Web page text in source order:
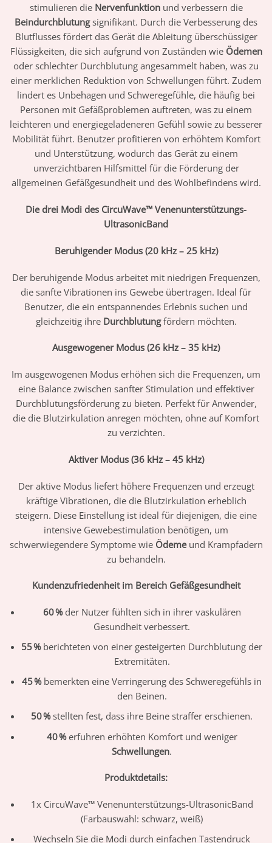
stimulieren die Nervenfunktionund verbessern die
Beindurchblutungsignifikant. Durch die Verbesserung des
Blutflusses fördert das Gerät die Ableitung überschüssiger
Flüssigkeiten, die sich aufgrund von Zuständen wie Ödemen
oder schlechter Durchblutung angesammelt haben, was zu
einer merklichen Reduktion von Schwellungen führt. Zudem
lindert es Unbehagen und Schweregefühle, die häufig bei
Personen mit Gefäßproblemen auftreten, was zu einem
leichteren und energiegeladeneren Gefühl sowie zu besserer
Mobilität führt. Benutzer profitieren von erhöhtem Komfort
und Unterstützung, wodurch das Gerät zu einem
unverzichtbaren Hilfsmittel für die Förderung der
allgemeinen Gefäßgesundheit und des Wohlbefindens wird.
Die drei Modi des CircuWave™ Venenunterstützungs-
UltrasonicBand
Beruhigender Modus (20 kHz – 25 kHz)
Der beruhigende Modus arbeitet mit niedrigen Frequenzen,
die sanfte Vibrationen ins Gewebe übertragen. Ideal für
Benutzer, die ein entspannendes Erlebnis suchen und
gleichzeitig ihre Durchblutungfördern möchten.
Ausgewogener Modus (26 kHz – 35 kHz)
Im ausgewogenen Modus erhöhen sich die Frequenzen, um
eine Balance zwischen sanfter Stimulation und effektiver
Durchblutungsförderung zu bieten. Perfekt für Anwender,
die die Blutzirkulation anregen möchten, ohne auf Komfort
zu verzichten.
Aktiver Modus (36 kHz – 45 kHz)
Der aktive Modus liefert höhere Frequenzen und erzeugt
kräftige Vibrationen, die die Blutzirkulation erheblich
steigern. Diese Einstellung ist ideal für diejenigen, die eine
intensive Gewebestimulation benötigen, um
schwerwiegendere Symptome wie Ödemeund Krampfadern
zu behandeln.
Kundenzufriedenheit im Bereich Gefäßgesundheit
60 %der Nutzer fühlten sich in ihrer vaskulären
Gesundheit verbessert.
55 %berichteten von einer gesteigerten Durchblutung der
Extremitäten.
45 %bemerkten eine Verringerung des Schweregefühls in
den Beinen.
50 %stellten fest, dass ihre Beine straffer erschienen.
40 %erfuhren erhöhten Komfort und weniger
Schwellungen.
Produktdetails:
1x CircuWave™ Venenunterstützungs-UltrasonicBand
(Farbauswahl: schwarz, weiß)
Wechseln Sie die Modi durch einfachen Tastendruck